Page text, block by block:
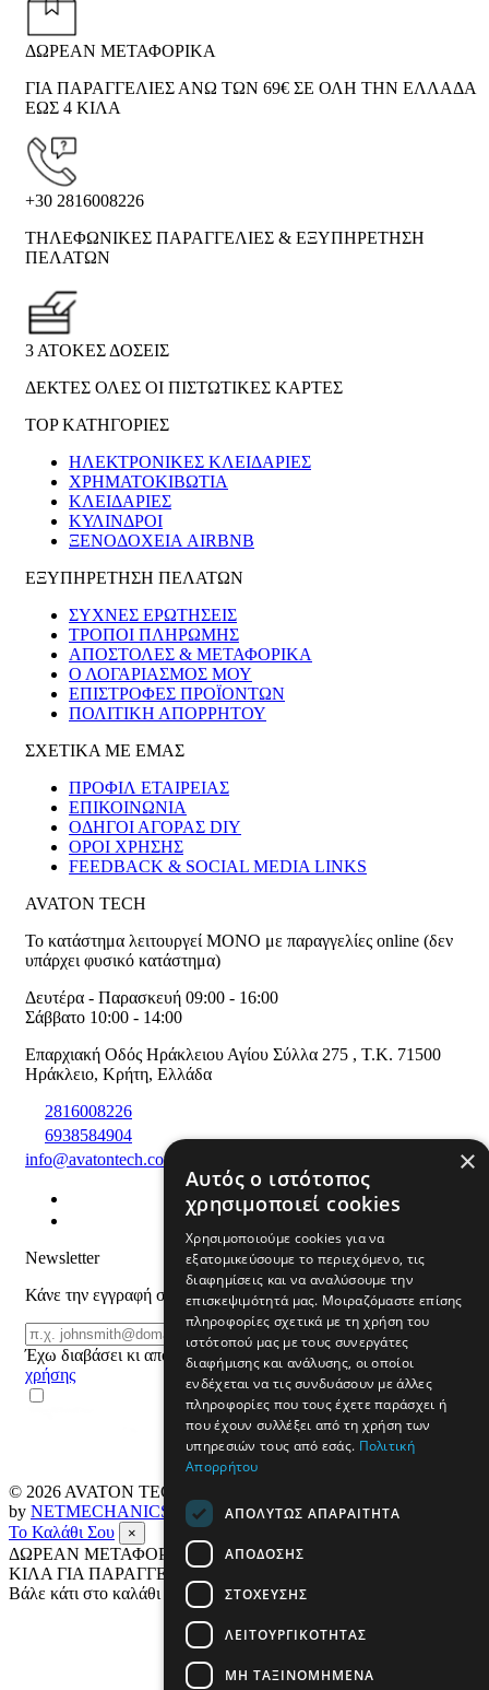
ΔΩΡΕΑΝ ΜΕΤΑΦΟΡΙΚΑ
ΓΙΑ ΠΑΡΑΓΓΕΛΙΕΣ ΑΝΩ ΤΩΝ 69€ ΣΕ ΟΛΗ ΤΗΝ ΕΛΛΑΔΑ
ΕΩΣ 4 ΚΙΛΑ
+30 2816008226
ΤΗΛΕΦΩΝΙΚΕΣ ΠΑΡΑΓΓΕΛΙΕΣ & ΕΞΥΠΗΡΕΤΗΣΗ
ΠΕΛΑΤΩΝ
3 ΑΤΟΚΕΣ ΔΟΣΕΙΣ
ΔΕΚΤΕΣ ΟΛΕΣ ΟΙ ΠΙΣΤΩΤΙΚΕΣ ΚΑΡΤΕΣ
TOP ΚΑΤΗΓΟΡΙΕΣ
ΗΛΕΚΤΡΟΝΙΚΈΣ ΚΛΕΙΔΑΡΙΈΣ
ΧΡΗΜΑΤΟΚΙΒΏΤΙΑ
ΚΛΕΙΔΑΡΙΈΣ
ΚΎΛΙΝΔΡΟΙ
ΞΕΝΟΔΟΧΕΊΑ AIRBNB
ΕΞΥΠΗΡΕΤΗΣΗ ΠΕΛΑΤΩΝ
ΣΥΧΝΕΣ ΕΡΩΤΗΣΕΙΣ
ΤΡΟΠΟΙ ΠΛΗΡΩΜΗΣ
ΑΠΟΣΤΟΛΕΣ & ΜΕΤΑΦΟΡΙΚΑ
Ο ΛΟΓΑΡΙΑΣΜΟΣ ΜΟΥ
ΕΠΙΣΤΡΟΦΕΣ ΠΡΟΪΟΝΤΩΝ
ΠΟΛΙΤΙΚΗ ΑΠΟΡΡΗΤΟΥ
ΣΧΕΤΙΚΑ ΜΕ ΕΜΑΣ
ΠΡΟΦΙΛ ΕΤΑΙΡΕΙΑΣ
ΕΠΙΚΟΙΝΩΝΙΑ
ΟΔΗΓΟΙ ΑΓΟΡΑΣ DIY
ΟΡΟΙ ΧΡΗΣΗΣ
FEEDBACK & SOCIAL MEDIA LINKS
AVATON TECH
Το κατάστημα λειτουργεί ΜΟΝΟ με παραγγελίες online (δεν
υπάρχει φυσικό κατάστημα)
Δευτέρα - Παρασκευή 09:00 - 16:00
Σάββατο 10:00 - 14:00
Επαρχιακή Οδός Ηράκλειου Αγίου Σύλλα 275 , T.K. 71500
Ηράκλειο, Κρήτη, Ελλάδα
2816008226
6938584904
info@avatontech.com
Newsletter
Κάνε την εγγραφή σου και μάθε για προϊόντα και προσφορές
Email
ΕΓΓΡΑΦΗ
Έχω διαβάσει κι αποδέχομαι τους
όρους
χρήσης
© 2026 AVATON TECH
by NETMECHANICS
Το Καλάθι Σου
×
ΔΩΡΕΑΝ ΜΕΤΑΦΟΡΙΚΑ ΣΕ ΟΛΗ ΤΗΝ ΕΛΛΑΔΑ ΕΩΣ 4
ΚΙΛΑ ΓΙΑ ΠΑΡΑΓΓΕΛΙΕΣ ΑΝΩ ΤΩΝ 69€
Βάλε κάτι στο καλάθι σου
×
Αυτός ο ιστότοπος
χρησιμοποιεί cookies
Χρησιμοποιούμε cookies για να
εξατομικεύσουμε το περιεχόμενο, τις
διαφημίσεις και να αναλύσουμε την
επισκεψιμότητά μας. Μοιραζόμαστε επίσης
πληροφορίες σχετικά με τη χρήση του
ιστότοπού μας με τους συνεργάτες
διαφήμισης και ανάλυσης, οι οποίοι
ενδέχεται να τις συνδυάσουν με άλλες
πληροφορίες που τους έχετε παράσχει ή
που έχουν συλλέξει από τη χρήση των
υπηρεσιών τους από εσάς. Πολιτική
Απορρήτου
ΑΠΟΛΎΤΩΣ ΑΠΑΡΑΊΤΗΤΑ
ΑΠΌΔΟΣΗΣ
ΣΤΌΧΕΥΣΗΣ
ΛΕΙΤΟΥΡΓΙΚΌΤΗΤΑΣ
ΜΗ ΤΑΞΙΝΟΜΗΜΈΝΑ